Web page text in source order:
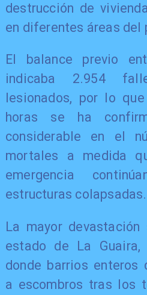
destrucción de
en diferentes áreas del
El balance previo
indicaba 2.954
lesionados, por lo
horas se ha
considerable en el
mortales a medida
emergencia
estructuras colapsadas.
La mayor
estado de La Guaira,
donde barrios enteros
a escombros tras los